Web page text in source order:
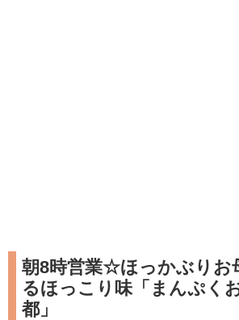
朝8時営業☆ほっかぶりお
るほっこり味「まんぷく
都」